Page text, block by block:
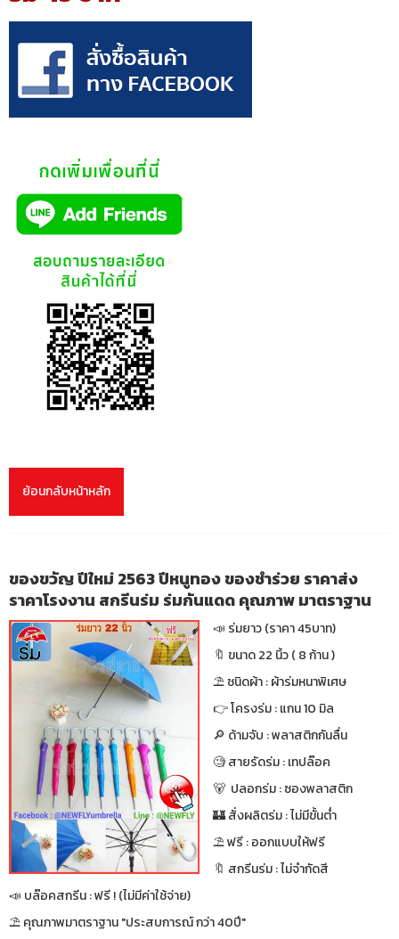
ย้อนกลับหน้าหลัก
ของขวัญ ปีใหม่ 2563 ปีหนูทอง ของชำร่วย ราคาส่ง
ราคาโรงงาน สกรีนร่ม ร่มกันแดด คุณภาพ มาตราฐาน
📣 ร่มยาว (ราคา 45บาท)
🔖 ขนาด 22 นิ้ว ( 8 ก้าน )
⛱ ชนิดผ้า : ผ้าร่มหนาพิเศษ
👉 โครงร่ม : แกน 10 มิล
🔎 ด้ามจับ : พลาสติกกันลื่น
🧐 สายรัดร่ม : เทปล๊อค
🐻 ปลอกร่ม : ซองพลาสติก
🏰 สั่งผลิตร่ม : ไม่มีขั้นต่ำ
⛱ ฟรี : ออกแบบให้ฟรี
🔖 สกรีนร่ม : ไม่จำกัดสี
📣 บล๊อคสกรีน : ฟรี ! (ไม่มีค่าใช้จ่าย)
⛱ คุณภาพมาตราฐาน "ประสบการณ์ กว่า 40ปี"